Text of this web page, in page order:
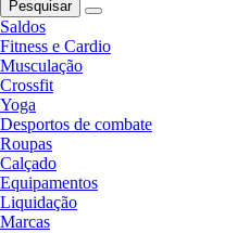
Pesquisar
Saldos
Fitness e Cardio
Musculação
Crossfit
Yoga
Desportos de combate
Roupas
Calçado
Equipamentos
Liquidação
Marcas